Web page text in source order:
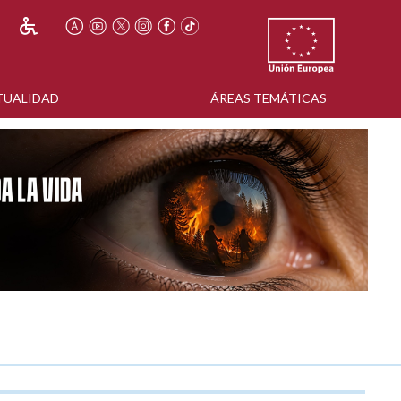
ÁREAS TEMÁTICAS